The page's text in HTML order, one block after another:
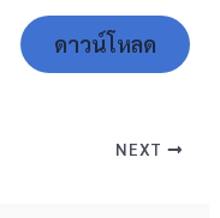
ดาวน์โหลด
NEXT